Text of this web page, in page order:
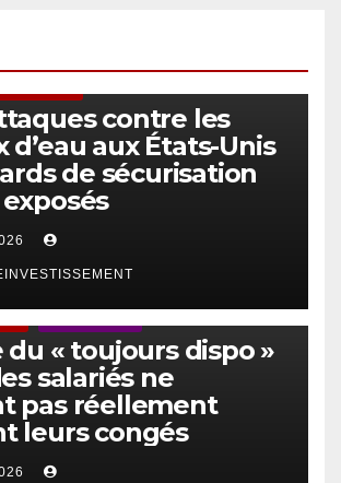
contre les
d’eau aux États-Unis
de sécurisation
« toujours dispo »
salariés ne
pas réellement
leurs congés